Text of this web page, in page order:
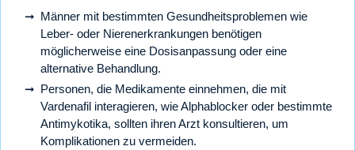
Männer mit bestimmten Gesundheitsproblemen wie
Leber- oder Nierenerkrankungen benötigen
möglicherweise eine Dosisanpassung oder eine
alternative Behandlung.
Personen, die Medikamente einnehmen, die mit
Vardenafil interagieren, wie Alphablocker oder bestimmte
Antimykotika, sollten ihren Arzt konsultieren, um
Komplikationen zu vermeiden.